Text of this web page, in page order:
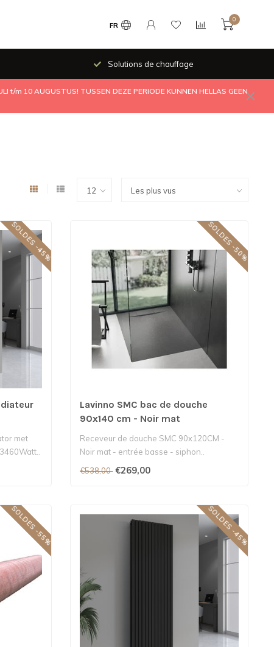
FR
0
Solutions de chauffage
t/m 10 AUGUSTUS! TUSSEN DEZE PERIODE KUNNEN HELLAS GEEN
SOLDES -45%
met
SOLDES -50%
Lavinno SMC bac de douche
90x140 cm - Noir mat
Receveur de douche SMC 90x120CM -
Noir mat - entrée basse - siphon..
€538,00 €269,00
SOLDES -55% SOLDES -45%